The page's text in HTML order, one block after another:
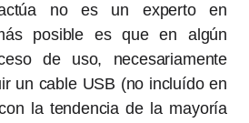
no es un experto en
posible es que en algún
de uso, necesariamente
un cable USB (no incluído en
la tendencia de la mayoría